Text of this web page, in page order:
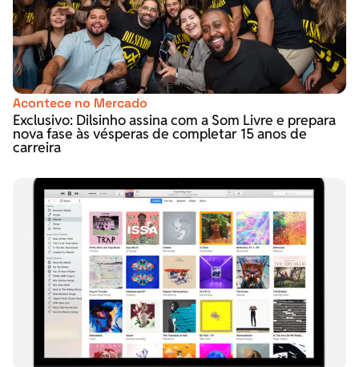
Acontece no Mercado
Exclusivo: Dilsinho assina com a Som Livre e prepara
nova fase às vésperas de completar 15 anos de
carreira